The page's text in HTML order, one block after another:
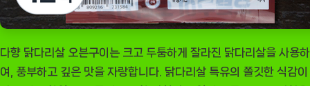
품]
다향 닭다리살 오븐구이는 크고 두툼하게 잘라진 닭다리살을 사용하
여, 풍부하고 깊은 맛을 자랑합니다. 닭다리살 특유의 쫄깃한 식감이